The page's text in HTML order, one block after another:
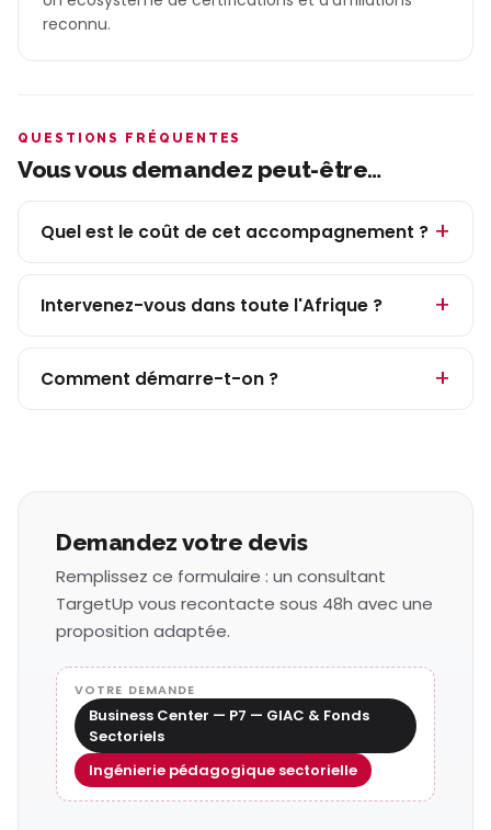
reconnu.
QUESTIONS FRÉQUENTES
Vous vous demandez peut-être…
Quel est le coût de cet accompagnement ?
Intervenez-vous dans toute l'Afrique ?
Comment démarre-t-on ?
Demandez votre devis
Remplissez ce formulaire : un consultant
TargetUp vous recontacte sous 48h avec une
proposition adaptée.
VOTRE DEMANDE
Business Center — P7 — GIAC & Fonds
Sectoriels
Ingénierie pédagogique sectorielle